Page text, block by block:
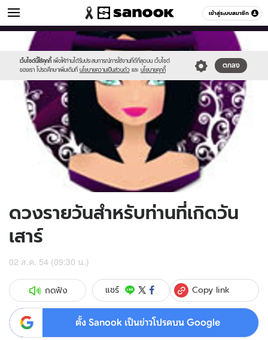
เข้าสู่ระบบสมาชิก
ดูดวง หมวดอื่นๆ
เว็บไซต์นี้ใช้คุกกี้ เพื่อให้ท่านได้รับประสบการณ์การใช้งานที่ดีที่สุดบน เว็บไซต์
ของเรา โปรดศึกษาเพิ่มเติมที่ นโยบายความเป็นส่วนตัว และ นโยบายคุกกี้
ตกลง
Sanook
//s.isanook.com/sr/0/images/logo-
sanook.png
//s.isanook.com/ho/0/ud/3/17357/170-
ดวงรายวันสำหรับท่านที่เกิดวัน
เสาร์
02 ส.ค. 54 (09:30 น.)
กดฟัง แชร์ Copy link
ตั้ง Sanook เป็นข่าวโปรดบน Google